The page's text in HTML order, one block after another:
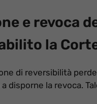
e revoca
la
di reversibilità
disporne la revoca.